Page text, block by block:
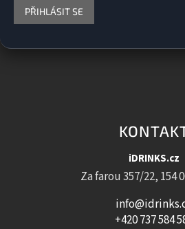
PŘIHLÁSIT SE
iDRINKS.cz
Za farou 357/22, 154
+420 737 584